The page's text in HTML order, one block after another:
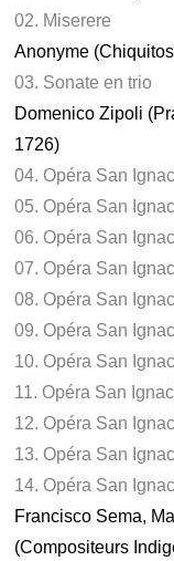
02. Miserere
Anonyme
03. Sonate en trio
Domenico Zipoli
1726)
04. Opéra San
05. Opéra San
06. Opéra San
07. Opéra San
08. Opéra San
09. Opéra San
10. Opéra San
11. Opéra San
12. Opéra San
13. Opéra San
14. Opéra San
Francisco Sema,
(Compositeurs